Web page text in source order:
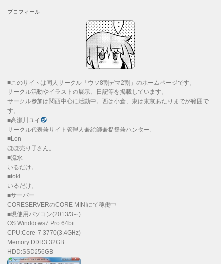
プロフィール
■このサイトは同人サークル「ウソ8割デマ2割」のホームページです。
サークル活動やイラストの展示、日記等を掲載しています。
サークル参加は関西中心に活動中。西は小倉、東は東京あたりまでが範囲で
す。
■高瀬川ユイ
サークル代表兼サイト管理人兼絵師兼提督兼ハンター。
■Lon
ほぼ売り子さん。
■流水
いるだけ。
■toki
いるだけ。
■サーバー
CORESERVERのCORE-MINIにて稼働中
■現使用パソコン(2013/3～)
OS:Winddows7 Pro 64bit
CPU:Core i7 3770(3.4GHz)
Memory:DDR3 32GB
HDD:SSD256GB